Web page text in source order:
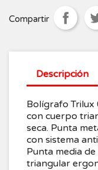
Compartir
Descripción
Bolígrafo
con cuerpo
seca. Punta
con sistema
Punta media
triangular